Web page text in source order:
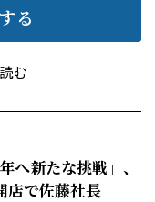
る
む
へ新たな挑戦」、
店で佐藤社長